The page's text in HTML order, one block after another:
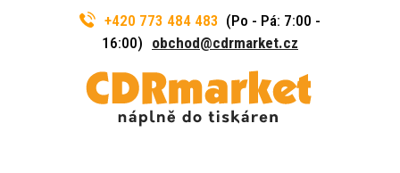
+420 773 484 483 (Po - Pá: 7:00 -
16:00) obchod@cdrmarket.cz